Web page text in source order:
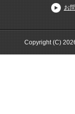
お
Copyright (C)